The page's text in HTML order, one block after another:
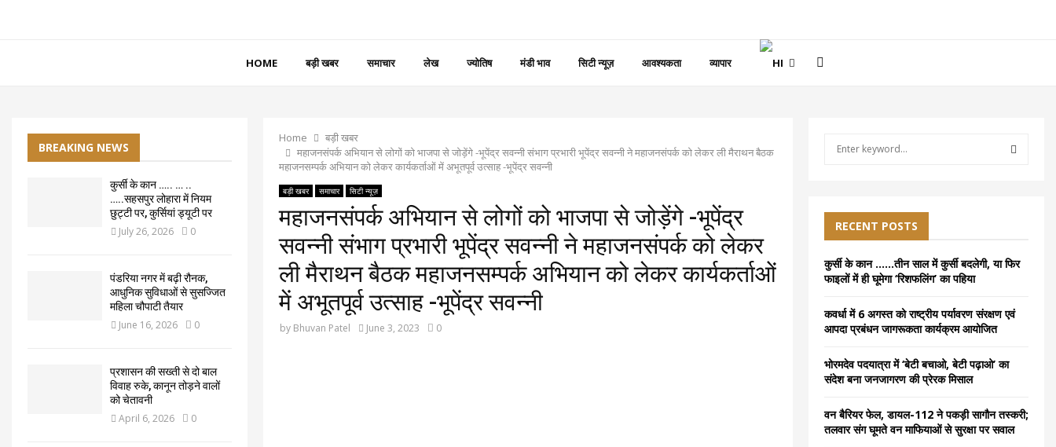
HOME बड़ी खबर समाचार लेख ज्योतिष मंडी भाव सिटी न्यूज़ आवश्यकता व्यापार
Home
बड़ी खबर
महाजनसंपर्क अभियान से लोगों को भाजपा से जोड़ेंगे -भूपेंद्र सवन्नी संभाग प्रभारी भूपेंद्र सवन्नी ने महाजनसंपर्क को लेकर ली मैराथन बैठक
महाजनसम्पर्क अभियान को लेकर कार्यकर्ताओं में अभूतपूर्व उत्साह -भूपेंद्र सवन्नी
बड़ी खबर समाचार सिटी न्यूज़
महाजनसंपर्क अभियान से लोगों को भाजपा से जोड़ेंगे -भूपेंद्र
सवन्नी संभाग प्रभारी भूपेंद्र सवन्नी ने महाजनसंपर्क को लेकर
ली मैराथन बैठक महाजनसम्पर्क अभियान को लेकर कार्यकर्ताओं
में अभूतपूर्व उत्साह -भूपेंद्र सवन्नी
by Bhuvan Patel June 3, 2023 0
BREAKING NEWS
कुर्सी के कान ….. … ..
…..सहसपुर लोहारा में नियम
छुट्टी पर, कुर्सियां ड्यूटी पर
July 26, 2026 0
पंडरिया नगर में बढ़ी रौनक,
आधुनिक सुविधाओं से सुसज्जित
महिला चौपाटी तैयार
June 16, 2026 0
प्रशासन की सख्ती से दो बाल
विवाह रुके, कानून तोड़ने वालों
को चेतावनी
April 6, 2026 0
f
o
r
C
RECENT POSTS
कुर्सी के कान ……तीन साल में कुर्सी बदलेगी, या फिर
फाइलों में ही घूमेगा ‘रिशफलिंग’ का पहिया
कवर्धा में 6 अगस्त को राष्ट्रीय पर्यावरण संरक्षण एवं
आपदा प्रबंधन जागरूकता कार्यक्रम आयोजित
भोरमदेव पदयात्रा में ‘बेटी बचाओ, बेटी पढ़ाओ’ का
संदेश बना जनजागरण की प्रेरक मिसाल
वन बैरियर फेल, डायल-112 ने पकड़ी सागौन तस्करी;
तलवार संग घूमते वन माफियाओं से सुरक्षा पर सवाल